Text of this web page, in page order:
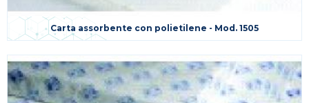
Carta assorbente con polietilene - Mod. 1505